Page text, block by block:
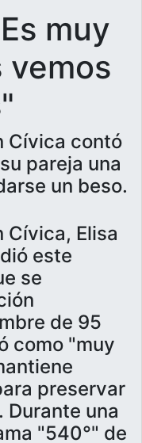
muy
vemos
Cívica contó
pareja una
un beso.
Cívica, Elisa
este
se
de 95
como "muy
preservar
Durante una
"540°" de